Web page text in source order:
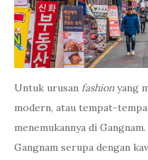
Untuk urusan fashionyang
modern, atau tempat-
menemukannya di
Gangnam serupa dengan